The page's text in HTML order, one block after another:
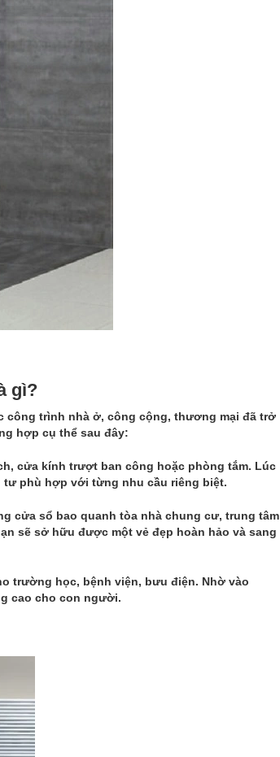
gì?
công trình nhà ở, công cộng, thương mại đã trở
hợp cụ thể sau đây:
cửa kính trượt ban công hoặc phòng tắm. Lúc
tư phù hợp với từng nhu cầu riêng biệt.
cửa sổ bao quanh tòa nhà chung cư, trung tâm
sẽ sở hữu được một vẻ đẹp hoàn hảo và sang
trường học, bệnh viện, bưu điện. Nhờ vào
cao cho con người.